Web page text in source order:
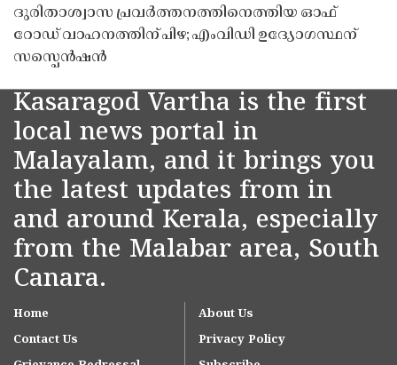
ദുരിതാശ്വാസ പ്രവർത്തനത്തിനെത്തിയ ഓഫ്
റോഡ് വാഹനത്തിന് പിഴ; എംവിഡി ഉദ്യോഗസ്ഥന്
സസ്പെൻഷൻ
Kasaragod Vartha is the first
local news portal in
Malayalam, and it brings you
the latest updates from in
and around Kerala, especially
from the Malabar area, South
Canara.
Home
About Us
Contact Us
Privacy Policy